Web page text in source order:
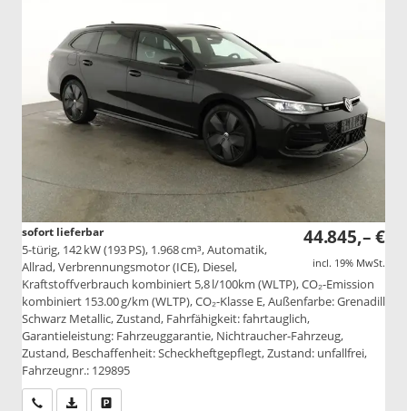
44.845,– €
incl. 19% MwSt.
sofort lieferbar
5-türig, 142 kW (193 PS), 1.968 cm³, Automatik,
Allrad, Verbrennungsmotor (ICE), Diesel,
Kraftstoffverbrauch kombiniert 5,8 l/100km (WLTP), CO₂-Emission
kombiniert 153.00 g/km (WLTP), CO₂-Klasse E, Außenfarbe: Grenadill
Schwarz Metallic, Zustand, Fahrfähigkeit: fahrtauglich,
Garantieleistung: Fahrzeuggarantie, Nichtraucher-Fahrzeug,
Zustand, Beschaffenheit: Scheckheftgepflegt, Zustand: unfallfrei,
Fahrzeugnr.: 129895
Wir rufen Sie anPDF-Datei, Fahrzeugexposé drucken